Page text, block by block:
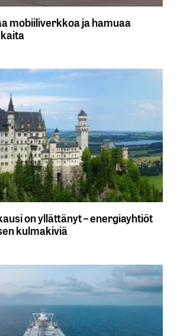
mobiiliverkkoa ja hamuaa
on yllättänyt – energiayhtiöt
kulmakiviä